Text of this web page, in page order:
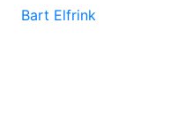
Bart Elfrink